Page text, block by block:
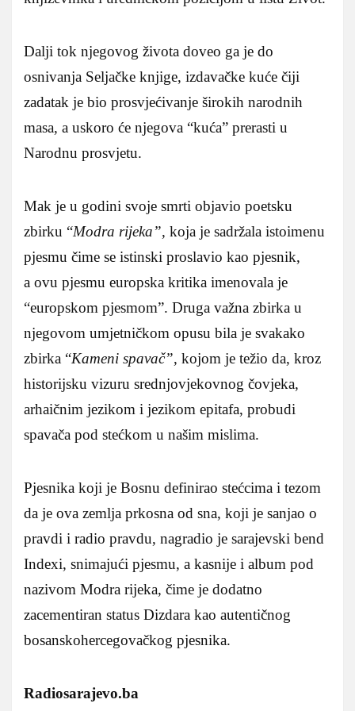
Dalji tok njegovog života doveo ga je do
osnivanja Seljačke knjige, izdavačke kuće čiji
zadatak je bio prosvjećivanje širokih narodnih
masa, a uskoro će njegova “kuća” prerasti u
Narodnu prosvjetu.
Mak je u godini svoje smrti objavio poetsku
zbirku “Modra rijeka”, koja je sadržala istoimenu
pjesmu čime se istinski proslavio kao pjesnik,
a ovu pjesmu europska kritika imenovala je
“europskom pjesmom”. Druga važna zbirka u
njegovom umjetničkom opusu bila je svakako
zbirka “Kameni spavač”, kojom je težio da, kroz
historijsku vizuru srednjovjekovnog čovjeka,
arhaičnim jezikom i jezikom epitafa, probudi
spavača pod stećkom u našim mislima.
Pjesnika koji je Bosnu definirao stećcima i tezom
da je ova zemlja prkosna od sna, koji je sanjao o
pravdi i radio pravdu, nagradio je sarajevski bend
Indexi, snimajući pjesmu, a kasnije i album pod
nazivom Modra rijeka, čime je dodatno
zacementiran status Dizdara kao autentičnog
bosanskohercegovačkog pjesnika.
Radiosarajevo.ba